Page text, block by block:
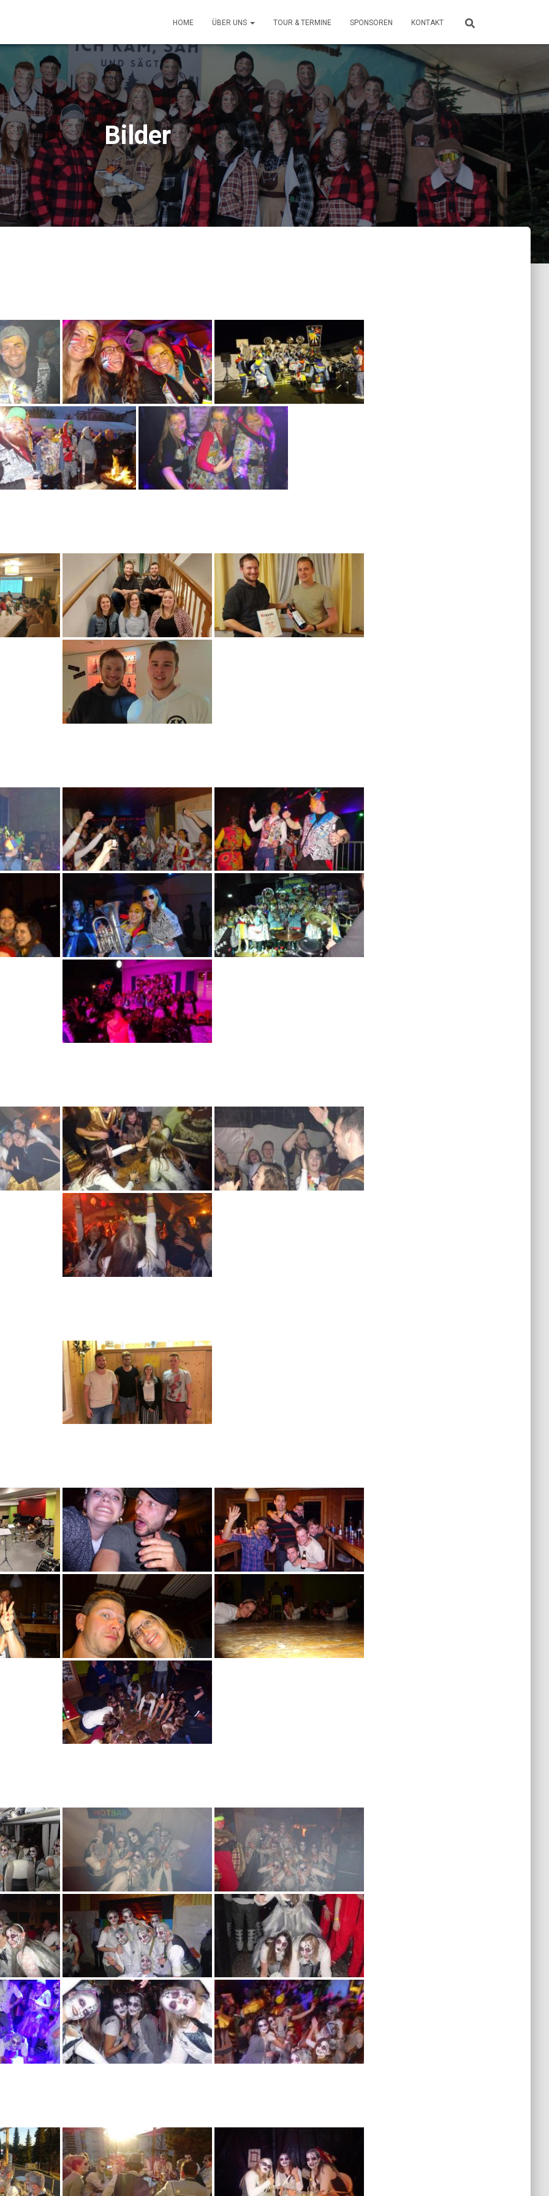
HOME ÜBER UNS TOUR & TERMINE SPONSOREN KONTAKT
Bilder